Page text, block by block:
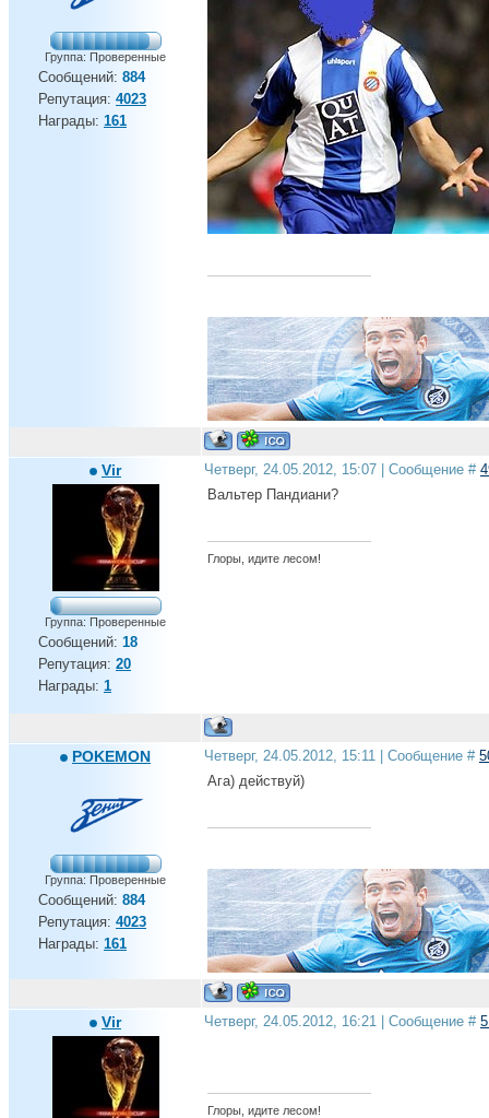
Группа: Проверенные
Сообщений: 884
Репутация: 4023
Награды: 161
Питер, это самый лучший город на земле...
ЧЕМПИОНЫ, ЧЕМПИОНЫ ОЛЕ ОЛЕ ОЛЕ!!!
Vir
Группа: Проверенные
Сообщений: 18
Репутация: 20
Награды: 1
Четверг, 24.05.2012, 15:07 | Сообщение #
Вальтер Пандиани?
Глоры, идите лесом!
POKEMON
Группа: Проверенные
Сообщений: 884
Репутация: 4023
Награды: 161
Четверг, 24.05.2012, 15:11 | Сообщение #
Ага) действуй)
Питер, это самый лучший город на земле...
Vir Четверг, 24.05.2012, 16:21 | Сообщение #
Глоры, идите лесом!